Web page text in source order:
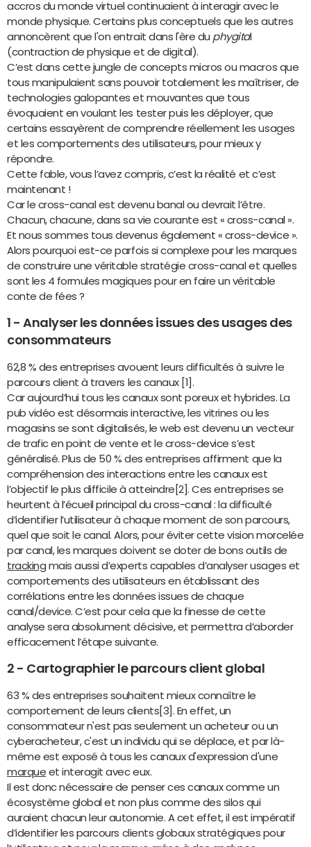
accros du monde virtuel continuaient à interagir avec le
monde physique. Certains plus conceptuels que les autres
annoncèrent que l'on entrait dans l'ère du phygital
(contraction de physique et de digital).
C’est dans cette jungle de concepts micros ou macros que
tous manipulaient sans pouvoir totalement les maîtriser, de
technologies galopantes et mouvantes que tous
évoquaient en voulant les tester puis les déployer, que
certains essayèrent de comprendre réellement les usages
et les comportements des utilisateurs, pour mieux y
répondre.
Cette fable, vous l’avez compris, c’est la réalité et c’est
maintenant !
Car le cross-canal est devenu banal ou devrait l’être.
Chacun, chacune, dans sa vie courante est « cross-canal ».
Et nous sommes tous devenus également « cross-device ».
Alors pourquoi est-ce parfois si complexe pour les marques
de construire une véritable stratégie cross-canal et quelles
sont les 4 formules magiques pour en faire un véritable
conte de fées ?
1 - Analyser les données issues des usages des
consommateurs
62,8 % des entreprises avouent leurs difficultés à suivre le
parcours client à travers les canaux [1].
Car aujourd’hui tous les canaux sont poreux et hybrides. La
pub vidéo est désormais interactive, les vitrines ou les
magasins se sont digitalisés, le web est devenu un vecteur
de trafic en point de vente et le cross-device s’est
généralisé. Plus de 50 % des entreprises affirment que la
compréhension des interactions entre les canaux est
l’objectif le plus difficile à atteindre[2]. Ces entreprises se
heurtent à l’écueil principal du cross-canal : la difficulté
d’identifier l’utilisateur à chaque moment de son parcours,
quel que soit le canal. Alors, pour éviter cette vision morcelée
par canal, les marques doivent se doter de bons outils de
tracking mais aussi d’experts capables d’analyser usages et
comportements des utilisateurs en établissant des
corrélations entre les données issues de chaque
canal/device. C’est pour cela que la finesse de cette
analyse sera absolument décisive, et permettra d’aborder
efficacement l’étape suivante.
2 - Cartographier le parcours client global
63 % des entreprises souhaitent mieux connaître le
comportement de leurs clients[3]. En effet, un
consommateur n'est pas seulement un acheteur ou un
cyberacheteur, c'est un individu qui se déplace, et par là-
même est exposé à tous les canaux d'expression d'une
marque et interagit avec eux.
Il est donc nécessaire de penser ces canaux comme un
écosystème global et non plus comme des silos qui
auraient chacun leur autonomie. A cet effet, il est impératif
d’identifier les parcours clients globaux stratégiques pour